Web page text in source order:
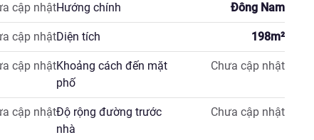
nhận thông tin chi tiết.
cập nhậtHướng chính Đông Nam
cập nhậtDiện tích 198m²
cập nhậtKhoảng cách đến mặt
phố
Chưa cập nhật
cập nhậtĐộ rộng đường trước
nhà
Chưa cập nhật